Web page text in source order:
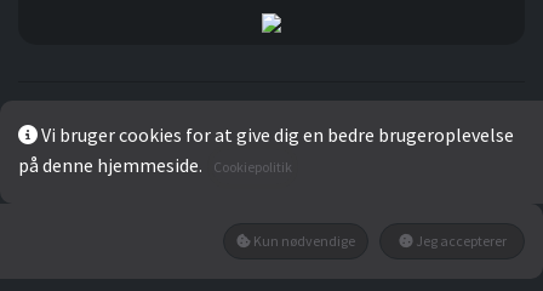
Gennemsnit
0
Vi bruger cookies for at give dig en bedre brugeroplevelse
på denne hjemmeside.
Cookiepolitik
Kun nødvendige Jeg accepterer